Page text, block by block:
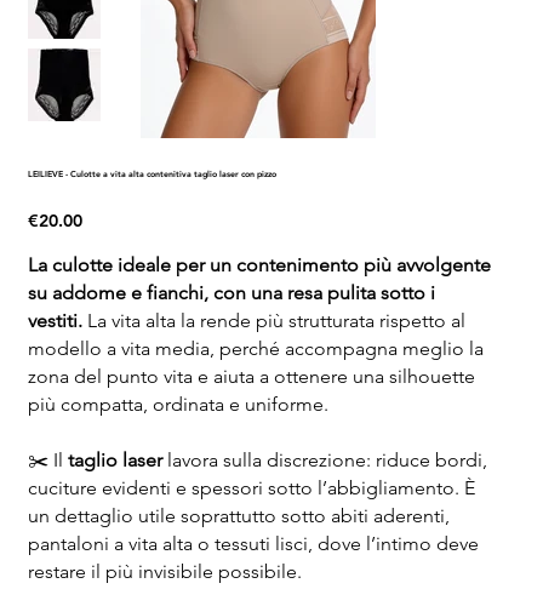
LEILIEVE - Culotte a vita alta contenitiva taglio laser con pizzo
Price
€20.00
La culotte ideale per un contenimento più avvolgente
su addome e fianchi, con una resa pulita sotto i
vestiti.La vita alta la rende più strutturata rispetto al
modello a vita media, perché accompagna meglio la
zona del punto vita e aiuta a ottenere una silhouette
più compatta, ordinata e uniforme.
✂️ Il taglio laserlavora sulla discrezione: riduce bordi,
cuciture evidenti e spessori sotto l’abbigliamento. È
un dettaglio utile soprattutto sotto abiti aderenti,
pantaloni a vita alta o tessuti lisci, dove l’intimo deve
restare il più invisibile possibile.